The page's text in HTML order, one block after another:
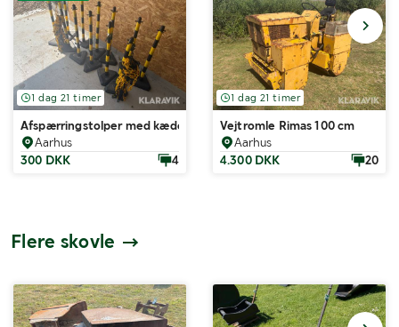
1 dag 21 timer
Afspærringstolper med kæder - 12 styk
Aarhus
300 DKK
4
1 dag 21 timer
Vejtromle Rimas 100 cm
Aarhus
4.300 DKK
20
Flere skovle